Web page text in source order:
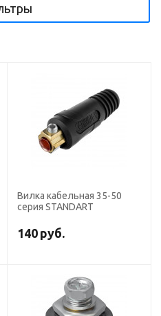
Вилка кабельная 35-50
серия STANDART
140 руб.